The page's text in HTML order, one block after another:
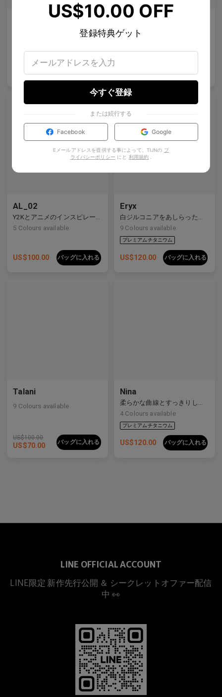
プレミアムチタニウム
どんな顔にも適した微妙なリフト、より良いフィット感 — あらゆる顔に対応する柔軟性。
US$
Rin
バッグに入れる
AL_02
5 Colours available
US$100.00 バッグに入れる
Eryx
9 Colours available
US$120.00 バッグに入れる
Talani
9 Colours available
US$100.00
US$70.00 バッグに入れる
Nina
4 Colours available
US$120.00 バッグに入れる
LINE OFFICIAL ACCOUNT
LINE限定 新作先行公開 ＆ シークレットオファー配信
中 👀
US$10.00 OFF
登録特典ゲット
今すぐ登録
または続行する
Facebook Google
Eメールアドレスを提供する事によって、TIJNの プ
ライバシーポリシー にと 利用規約